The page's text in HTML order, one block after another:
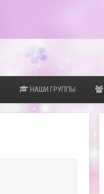
НАШИ ГРУППЫ